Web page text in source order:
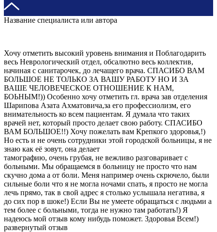
Название специалиста или автора
Хочу отметить высокий уровень внимания и Поблагодарить
весь Неврологический отдел, обсалютно весь коллектив,
начиная с санитарочек, до лечащего врача. СПАСИБО ВАМ
БОЛЬШОЕ НЕ ТОЛЬКО ЗА ВАШУ РАБОТУ НО И ЗА
ВАШЕ ЧЕЛОВЕЧЕСКОЕ ОТНОШЕНИЕ К НАМ,
БОЬНЫМ!)) Особенно хочу отметить гл. врача зав отделения
Шарипова Азата Ахматовича,за его профессиолизм, его
внимательность ко всем пациентам. Я думала что таких
врачей нет, который просто делает свою работу. СПАСИБО
ВАМ БОЛЬШОЕ!!) Хочу пожелать вам Крепкого здоровья,!)
Но есть и не очень сотрудники этой городской больницы, я не
знаю как её зовут, она делает
тамографию, очень грубая, не вежливо разговаривает с
больными. Мы обращаемся в больницу не просто что нам
скучно дома а от боли. Меня например очень скрючело, были
сильные боли что я не могла ночами спать, я просто не могла
лечь прямо, так в свой адрес я столько услышала негатива, я
до сих пор в шоке!) Если Вы не умеете обращаться с людьми а
тем более с больными, тогда не нужно там работать!) Я
надеюсь мой отзыв кому нибудь поможет. Здоровья Всем!)
развернутый отзыв